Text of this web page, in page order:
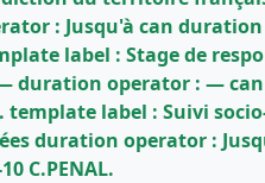
: Jusqu'à can
label : Stage de
operator : —
template label : Suivi
duration operator :
C.PENAL.